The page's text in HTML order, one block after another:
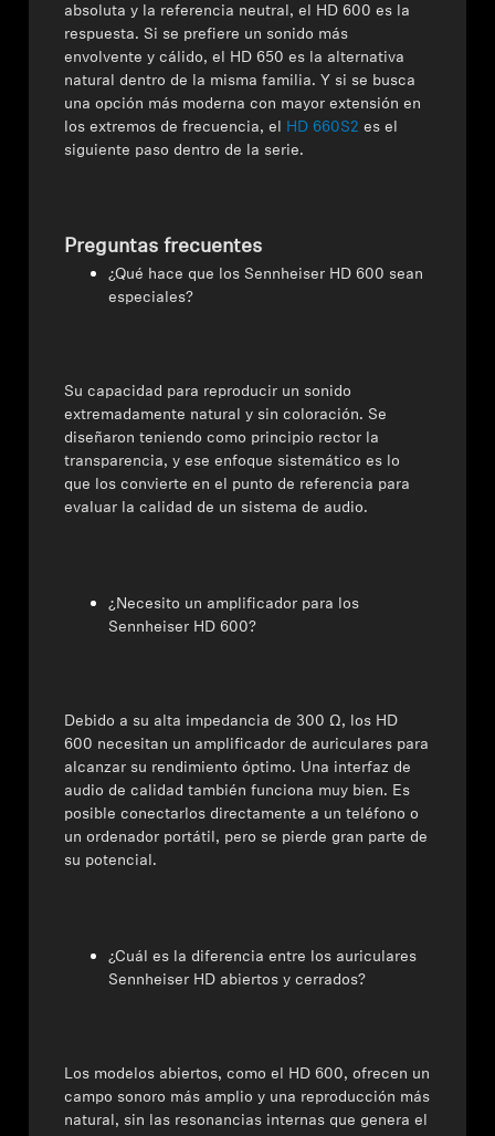
absoluta y la referencia neutral, el HD 600 es la
respuesta. Si se prefiere un sonido más
envolvente y cálido, el HD 650 es la alternativa
natural dentro de la misma familia. Y si se busca
una opción más moderna con mayor extensión en
los extremos de frecuencia, el HD 660S2 es el
siguiente paso dentro de la serie.
Preguntas frecuentes
¿Qué hace que los Sennheiser HD 600 sean
especiales?
Su capacidad para reproducir un sonido
extremadamente natural y sin coloración. Se
diseñaron teniendo como principio rector la
transparencia, y ese enfoque sistemático es lo
que los convierte en el punto de referencia para
evaluar la calidad de un sistema de audio.
¿Necesito un amplificador para los
Sennheiser HD 600?
Debido a su alta impedancia de 300 Ω, los HD
600 necesitan un amplificador de auriculares para
alcanzar su rendimiento óptimo. Una interfaz de
audio de calidad también funciona muy bien. Es
posible conectarlos directamente a un teléfono o
un ordenador portátil, pero se pierde gran parte de
su potencial.
¿Cuál es la diferencia entre los auriculares
Sennheiser HD abiertos y cerrados?
Los modelos abiertos, como el HD 600, ofrecen un
campo sonoro más amplio y una reproducción más
natural, sin las resonancias internas que genera el